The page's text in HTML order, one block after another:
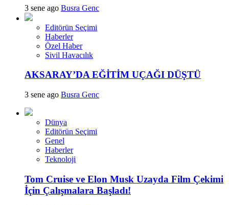
3 sene ago Busra Genc
Editörün Seçimi
Haberler
Özel Haber
Sivil Havacılık
AKSARAY’DA EĞİTİM UÇAĞI DÜŞTÜ
3 sene ago Busra Genc
Dünya
Editörün Seçimi
Genel
Haberler
Teknoloji
Tom Cruise ve Elon Musk Uzayda Film Çekimi
İçin Çalışmalara Başladı!